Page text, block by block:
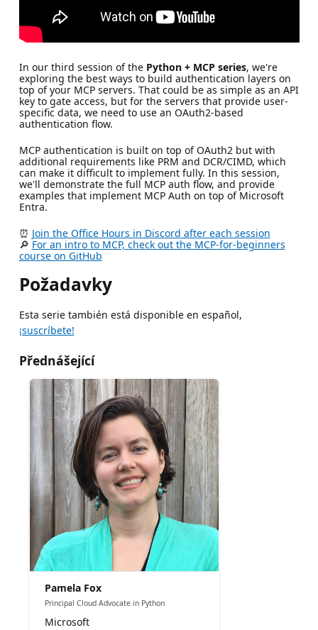
In our third session of the Python + MCP series, we're
exploring the best ways to build authentication layers on
top of your MCP servers. That could be as simple as an API
key to gate access, but for the servers that provide user-
specific data, we need to use an OAuth2-based
authentication flow.
MCP authentication is built on top of OAuth2 but with
additional requirements like PRM and DCR/CIMD, which
can make it difficult to implement fully. In this session,
we'll demonstrate the full MCP auth flow, and provide
examples that implement MCP Auth on top of Microsoft
Entra.
⏰ Join the Office Hours in Discord after each session
🔎 For an intro to MCP, check out the MCP-for-beginners
course on GitHub
Požadavky
Esta serie también está disponible en español,
¡suscríbete!
Přednášející
Pamela Fox
Principal Cloud Advocate in Python
Microsoft